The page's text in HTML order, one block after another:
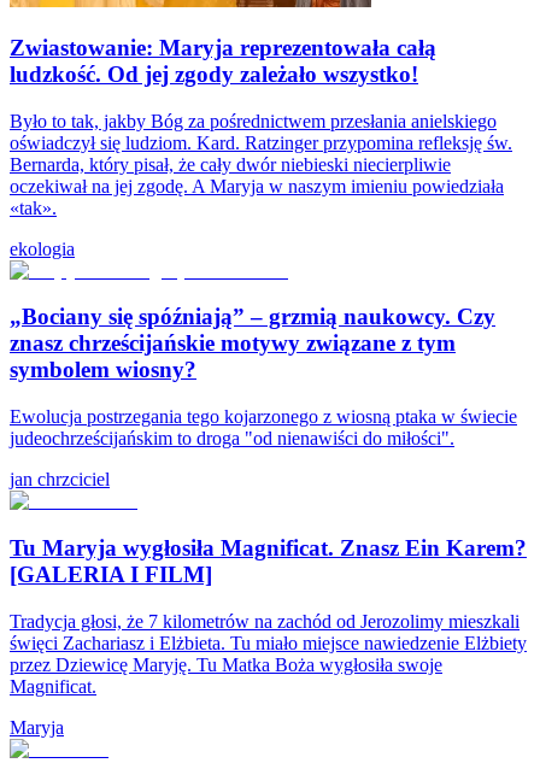
Zwiastowanie: Maryja reprezentowała całą
ludzkość. Od jej zgody zależało wszystko!
Było to tak, jakby Bóg za pośrednictwem przesłania anielskiego
oświadczył się ludziom. Kard. Ratzinger przypomina refleksję św.
Bernarda, który pisał, że cały dwór niebieski niecierpliwie
oczekiwał na jej zgodę. A Maryja w naszym imieniu powiedziała
«tak».
ekologia
„Bociany się spóźniają” – grzmią naukowcy. Czy
znasz chrześcijańskie motywy związane z tym
symbolem wiosny?
Ewolucja postrzegania tego kojarzonego z wiosną ptaka w świecie
judeochrześcijańskim to droga "od nienawiści do miłości".
jan chrzciciel
Tu Maryja wygłosiła Magnificat. Znasz Ein Karem?
[GALERIA I FILM]
Tradycja głosi, że 7 kilometrów na zachód od Jerozolimy mieszkali
święci Zachariasz i Elżbieta. Tu miało miejsce nawiedzenie Elżbiety
przez Dziewicę Maryję. Tu Matka Boża wygłosiła swoje
Magnificat.
Maryja